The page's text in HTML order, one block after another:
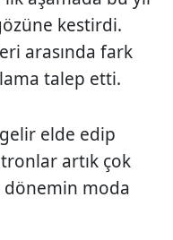
kestirdi.
arasında fark
talep etti.
elde edip
artık çok
dönemin moda